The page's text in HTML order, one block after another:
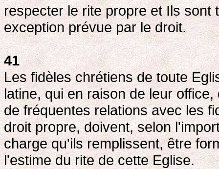
respecter le rite propre et Ils
exception prévue par le droit.
41
Les fidèles chrétiens de toute
latine, qui en raison de leur
de fréquentes relations avec les
droit propre, doivent, selon
charge qu'ils remplissent, être
l'estime du rite de cette Eglise.